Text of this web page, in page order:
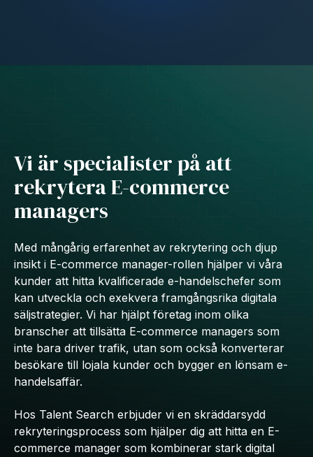
Vi är specialister på att
rekrytera E-commerce
managers
Med mångårig erfarenhet av rekrytering och djup
insikt i E-commerce manager-rollen hjälper vi våra
kunder att hitta kvalificerade e-handelschefer som
kan utveckla och exekvera framgångsrika digitala
säljstrategier. Vi har hjälpt företag inom olika
branscher att tillsätta E-commerce managers som
inte bara driver trafik, utan som också konverterar
besökare till lojala kunder och bygger en lönsam e-
handelsaffär.
Hos Talent Search erbjuder vi en skräddarsydd
rekryteringsprocess som hjälper dig att hitta en E-
commerce manager som kombinerar stark digital